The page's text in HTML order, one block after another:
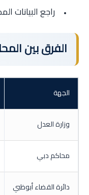
راجع البيانات
الفرق بين
الجهة
وزارة العدل
محاكم دبي
دائرة القضاء أبوظبي